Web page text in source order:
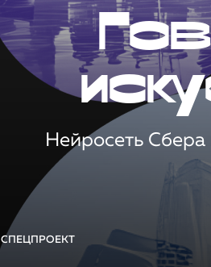
СПЕЦПРОЕКТ
Нейросеть